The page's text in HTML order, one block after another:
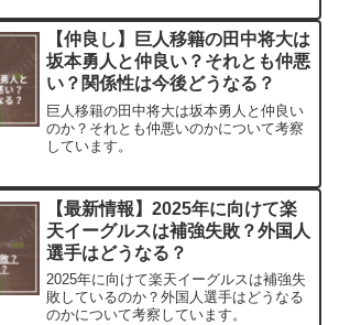
【仲良し】巨人移籍の田中将大は
坂本勇人と仲良い？それとも仲悪
い？関係性は今後どうなる？
巨人移籍の田中将大は坂本勇人と仲良い
のか？それとも仲悪いのかについて考察
しています。
【最新情報】2025年に向けて楽
天イーグルスは補強失敗？外国人
選手はどうなる？
2025年に向けて楽天イーグルスは補強失
敗しているのか？外国人選手はどうなる
のかについて考察しています。